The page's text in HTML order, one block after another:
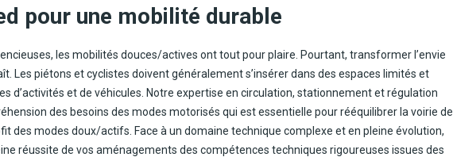
pour une mobilité durable
les mobilités douces/actives ont tout pour plaire. Pourtant, transformer l’envie
Les piétons et cyclistes doivent généralement s’insérer dans des espaces limités et
d’activités et de véhicules. Notre expertise en circulation, stationnement et régulation
des besoins des modes motorisés qui est essentielle pour rééquilibrer la voirie de
des modes doux/actifs. Face à un domaine technique complexe et en pleine évolution,
réussite de vos aménagements des compétences techniques rigoureuses issues des